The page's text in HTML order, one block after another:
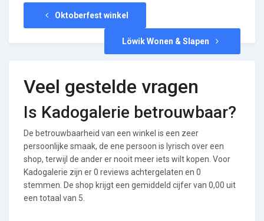
Oktoberfest winkel
Löwik Wonen & Slapen
Veel gestelde vragen
Is Kadogalerie betrouwbaar?
De betrouwbaarheid van een winkel is een zeer
persoonlijke smaak, de ene persoon is lyrisch over een
shop, terwijl de ander er nooit meer iets wilt kopen. Voor
Kadogalerie zijn er 0 reviews achtergelaten en 0
stemmen. De shop krijgt een gemiddeld cijfer van 0,00 uit
een totaal van 5.